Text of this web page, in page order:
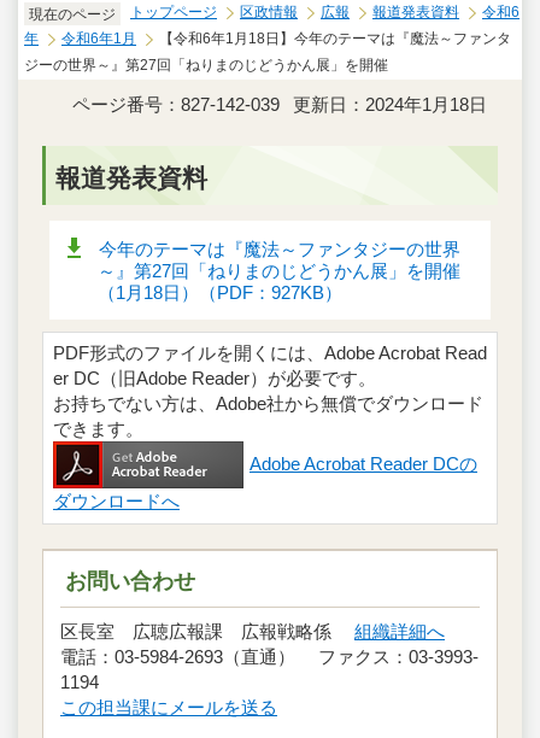
現在のページ トップページ 区政情報 広報 報道発表資料
令和6
年
令和6年1月
【令和6年1月18日】今年のテーマは『魔法～ファンタ
ジーの世界～』第27回「ねりまのじどうかん展」を開催
ページ番号：827-142-039 更新日：2024年1月18日
報道発表資料
今年のテーマは『魔法～ファンタジーの世界
～』第27回「ねりまのじどうかん展」を開催
（1月18日）（PDF：927KB）
PDF形式のファイルを開くには、Adobe Acrobat Read
er DC（旧Adobe Reader）が必要です。
お持ちでない方は、Adobe社から無償でダウンロード
できます。
Adobe Acrobat Reader DCの
ダウンロードへ
お問い合わせ
区長室 広聴広報課 広報戦略係 組織詳細へ
電話：03-5984-2693（直通） ファクス：03-3993-
1194
この担当課にメールを送る